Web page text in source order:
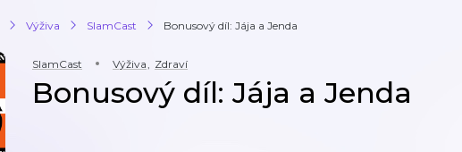
Výživa SlamCast Bonusový díl: Jája a Jenda
SlamCast Výživa, Zdraví
Bonusový díl: Jája a Jenda